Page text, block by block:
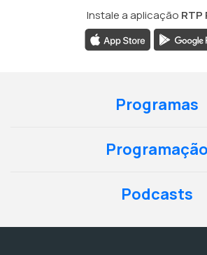
Instale a aplicação RTP
Programas
Programação
Podcasts